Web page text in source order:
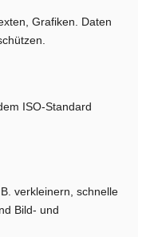
Grafiken. Daten
ISO-Standard
verkleinern, schnelle
Bild- und